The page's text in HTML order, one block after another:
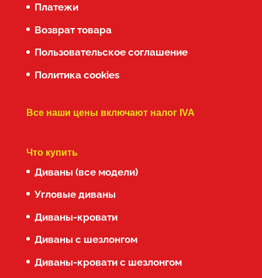
Платежи
Возврат товара
Пользовательское соглашение
Политика cookies
Все наши цены включают налог IVA
Что купить
Диваны (все модели)
Угловые диваны
Диваны-кровати
Диваны с шезлонгом
Диваны-кровати с шезлонгом